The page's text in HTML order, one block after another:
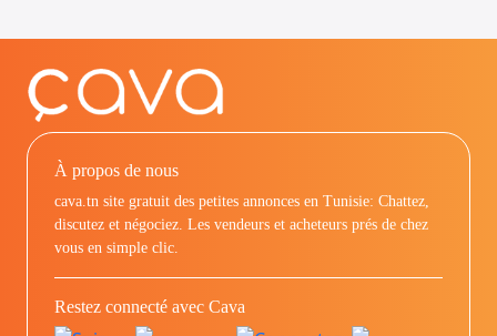
À propos de nous
cava.tn site gratuit des petites annonces en Tunisie: Chattez,
discutez et négociez. Les vendeurs et acheteurs prés de chez
vous en simple clic.
Restez connecté avec Cava